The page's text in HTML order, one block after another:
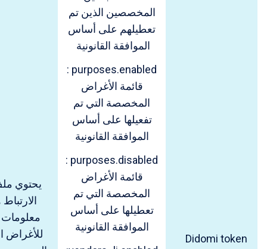
Didomi token
المخصصين الذين تم
تعطيلهم على أساس
الموافقة القانونية
purposes.enabled :
قائمة الأغراض
المخصصة التي تم
تفعيلها على أساس
الموافقة القانونية
purposes.disabled :
قائمة الأغراض
المخصصة التي تم
تعطيلها على أساس
الموافقة القانونية
يحتوي
معلومات